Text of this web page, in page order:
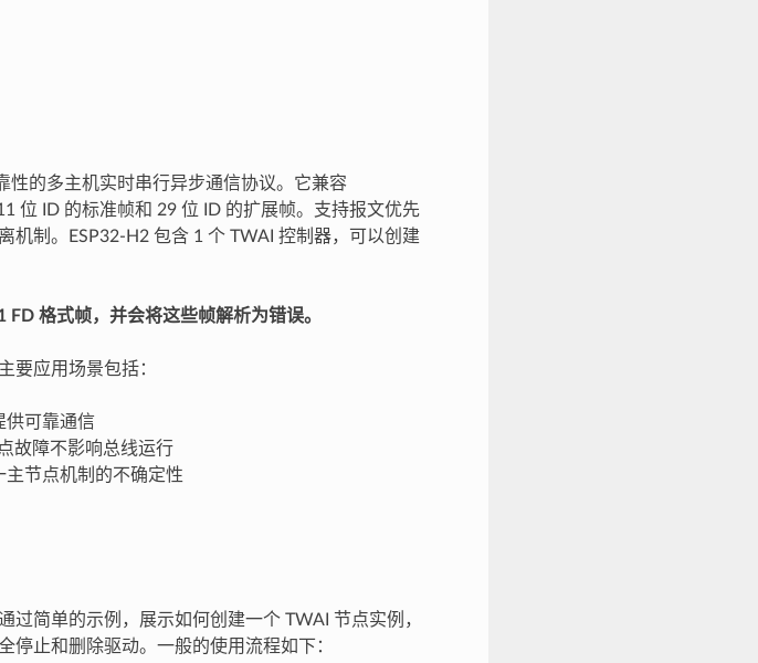
的多主机实时串行异步通信协议。它兼容
位 ID 的标准帧和 29 位 ID 的扩展帧。支持报文优先
机制。ESP32-H2 包含 1 个 TWAI 控制器，可以创建
FD 格式帧，并会将这些帧解析为错误。
要应用场景包括：
供可靠通信
故障不影响总线运行
节点机制的不确定性
过简单的示例，展示如何创建一个 TWAI 节点实例，
停止和删除驱动。一般的使用流程如下：